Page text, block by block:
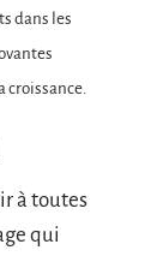
dans les
à toutes
qui